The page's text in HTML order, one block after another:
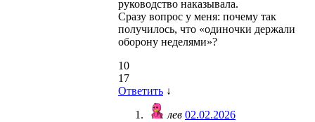
руководство наказывала.
Сразу вопрос у меня: почему так
получилось, что «одиночки держали
оборону неделями»?
10
17
Ответить ↓
лев 02.02.2026